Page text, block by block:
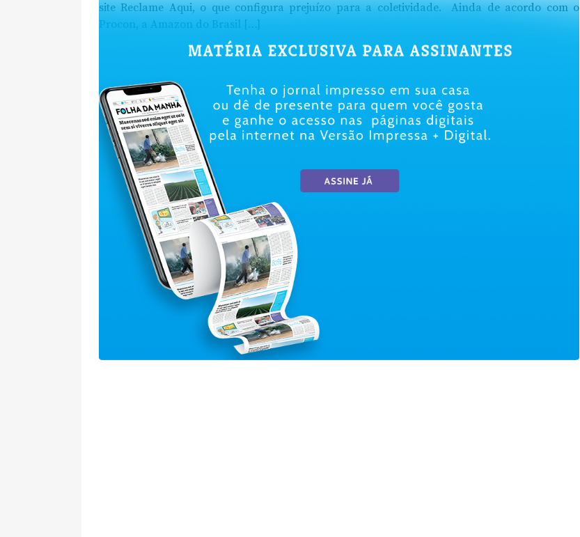
site Reclame Aqui, o que configura prejuízo para a coletividade. Ainda de acordo com o
Procon, a Amazon do Brasil […]